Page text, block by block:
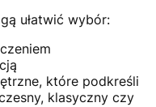
ułatwić wybór:
które podkreśli
klasyczny czy